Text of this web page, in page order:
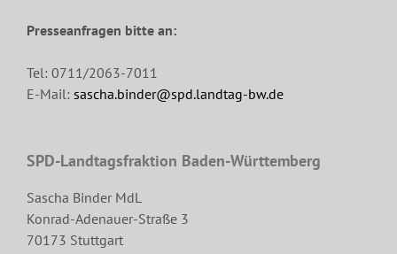
Presseanfragen bitte an:
Tel: 0711/2063-7011
E-Mail: sascha.binder@spd.landtag-bw.de
SPD-Landtagsfraktion Baden-Württemberg
Sascha Binder MdL
Konrad-Adenauer-Straße 3
70173 Stuttgart